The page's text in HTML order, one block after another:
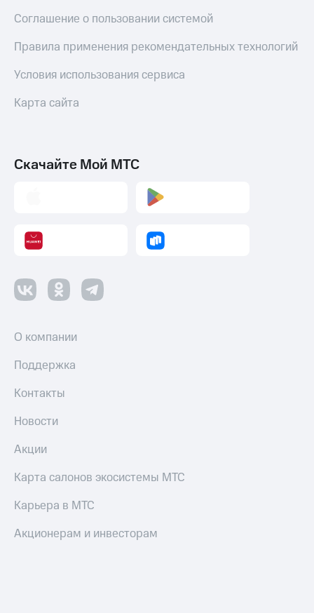
Соглашение о пользовании системой
Правила применения рекомендательных технологий
Условия использования сервиса
Карта сайта
Скачайте Мой МТС
О компании
Поддержка
Контакты
Новости
Акции
Карта салонов экосистемы МТС
Карьера в МТС
Акционерам и инвесторам